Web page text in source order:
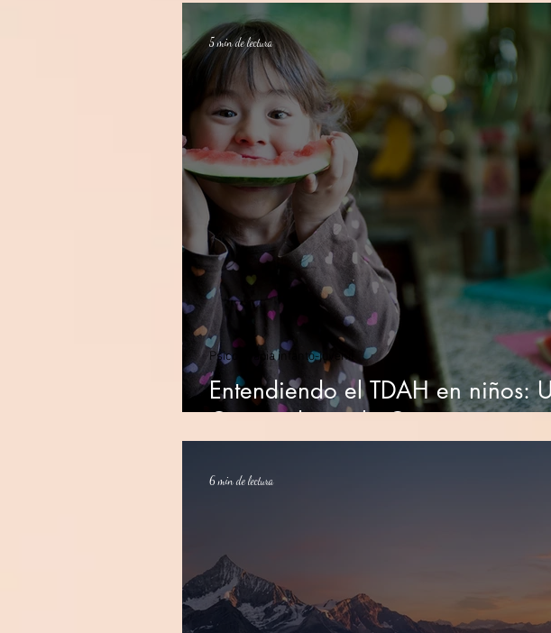
Entendiendo el TDAH en niños:
Camino hacia la Comprensión
Psicoterapia infanto-juvenil
5 min de lectura
6 min de lectura